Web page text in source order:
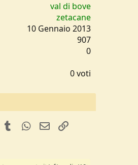
val di bove
zetacane
10 Gennaio 2013
907
0
0
t
0 voti
PinterestTumblrWhatsApp
e-mail